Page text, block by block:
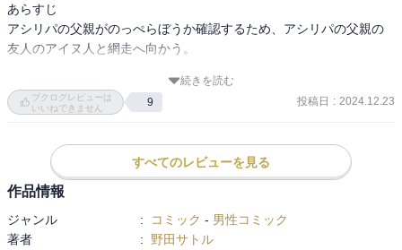
あらすじ
アシリパの父親がのっぺらぼうか確認するため、アシリパの父親の
友人のアイヌ人と網走へ向かう。
札幌の殺人ホテルに泊まり、柔道家の牛山で出くわす。ホテルの女
将は人体入れ替えを行う殺人医者だった。
松前で土方と永倉が入れ墨の皮を奪うため、地元の争いに加わる。
続きを読む
ブクログレビューは
いいねできません
9 投稿日 : 2024.12.23
すべてのレビューを見る
作品情報
ジャンル : コミック - 男性コミック
著者
:
野田サトル